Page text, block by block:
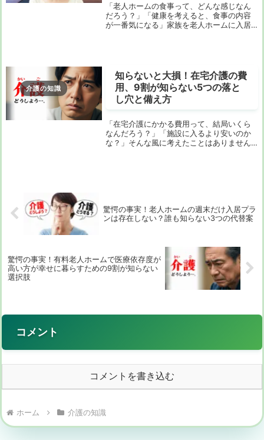
「老人ホームの食事って、どんな感じなん
だろう？」「健康を考えると、食事の内容
が一番気になる」家族を老人ホームに入居
介護の知識
知らないと大損！在宅介護の費
用、9割が知らない5つの落と
し穴と備え方
「在宅介護にかかる費用って、結局いくら
なんだろう？」「施設に入るより安いのか
な？」そんな風に考えたことはありません
驚愕の事実！老人ホームの週末だけ入居プラ
ンは存在しない？誰も知らない3つの代替案
驚愕の事実！有料老人ホームで医療依存度が
高い方が幸せに暮らすための9割が知らない
選択肢
コメント
コメントを書き込む
ホーム 介護の知識